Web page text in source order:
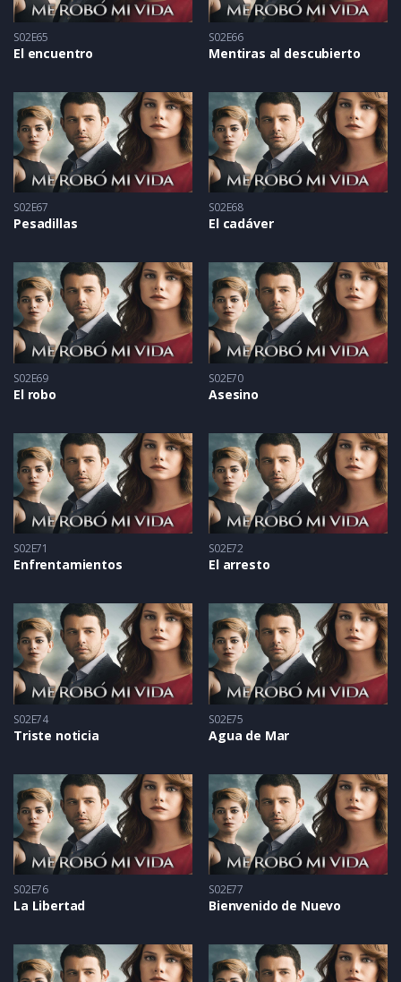
S02E65
El encuentro
S02E66
Mentiras al descubierto
S02E67
Pesadillas
S02E68
El cadáver
S02E69
El robo
S02E70
Asesino
S02E71
Enfrentamientos
S02E72
El arresto
S02E74
Triste noticia
S02E75
Agua de Mar
S02E76
La Libertad
S02E77
Bienvenido de Nuevo